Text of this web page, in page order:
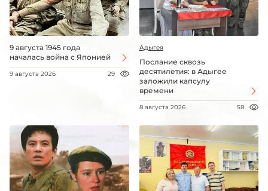
9 августа 1945 года
началась война с Японией
9 августа 2026 29
Адыгея
Послание сквозь
десятилетия: в Адыгее
заложили капсулу
времени
8 августа 2026 58